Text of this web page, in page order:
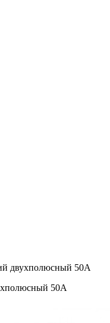
двухполюсный 50А
50А